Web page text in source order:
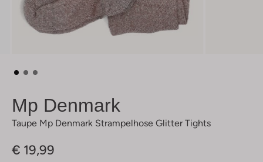
Mp Denmark
Taupe Mp Denmark Strampelhose Glitter Tights
€ 19,99